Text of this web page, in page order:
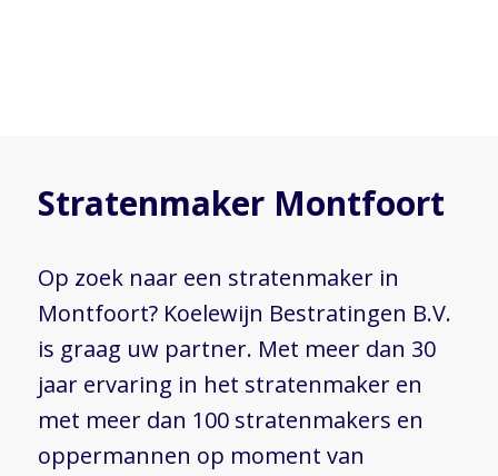
Stratenmaker Montfoort
Op zoek naar een stratenmaker in
Montfoort? Koelewijn Bestratingen B.V.
is graag uw partner. Met meer dan 30
jaar ervaring in het stratenmaker en
met meer dan 100 stratenmakers en
oppermannen op moment van